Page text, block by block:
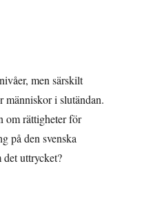
men särskilt
människor i slutändan.
om rättigheter för
på den svenska
det uttrycket?